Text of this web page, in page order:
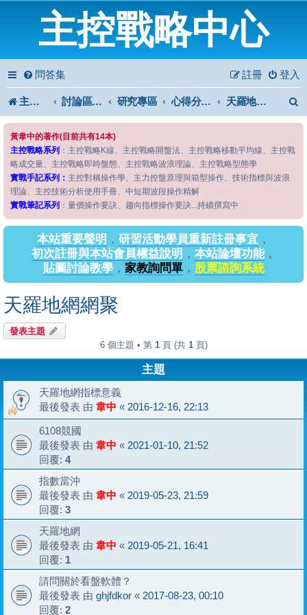
主控戰略中心
問答集 登入
註冊
主控戰略中心 討論區首頁 研究專區 心得分享專區 天羅地網網聚
黃韋中的著作(目前共有14本)
主控戰略系列 ：主控戰略K線、主控戰略開盤法、主控戰略移動平均線、主控戰
略成交量、主控戰略即時盤態、主控戰略波浪理論、主控戰略型態學
實戰手記系列： 主控對稱操作學、主力控盤原理與箱型操作、技術指標與波浪
理論、主控技術分析使用手冊、中短期波段操作精解
實戰筆記系列 ：量價操作要訣、趨向指標操作要訣...持續撰寫中
本站重要聲明 ， 研習活動學員重新註冊事宜 ，
初次註冊與本站會員權益說明 ， 本站論壇功能，
貼圖討論教學， 家教詢問單， 股票諮詢系統
天羅地網網聚
發表主題
6 個主題 • 第 1頁 (共 1頁)
主題
天羅地網指標意義
最後發表 由 韋中 « 2016-12-16, 22:13
6108競國
最後發表 由 韋中 « 2021-01-10, 21:52
回覆: 4
指數當沖
最後發表 由 韋中 « 2019-05-23, 21:59
回覆: 3
天羅地網
最後發表 由 韋中 « 2019-05-21, 16:41
回覆: 1
請問關於看盤軟體？
最後發表 由 ghjfdkor « 2017-08-23, 00:10
回覆: 2